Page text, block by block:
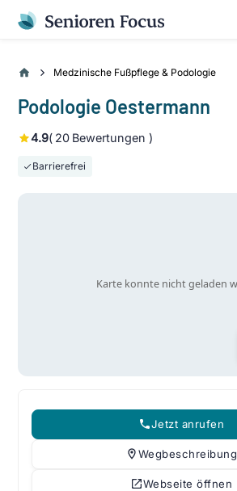
Medzinische Fußpflege & Podologie
Podologie Oestermann
4.9( 20 Bewertungen )
Barrierefrei
Jetzt anrufen
Wegbeschreibung
Webseite öffnen